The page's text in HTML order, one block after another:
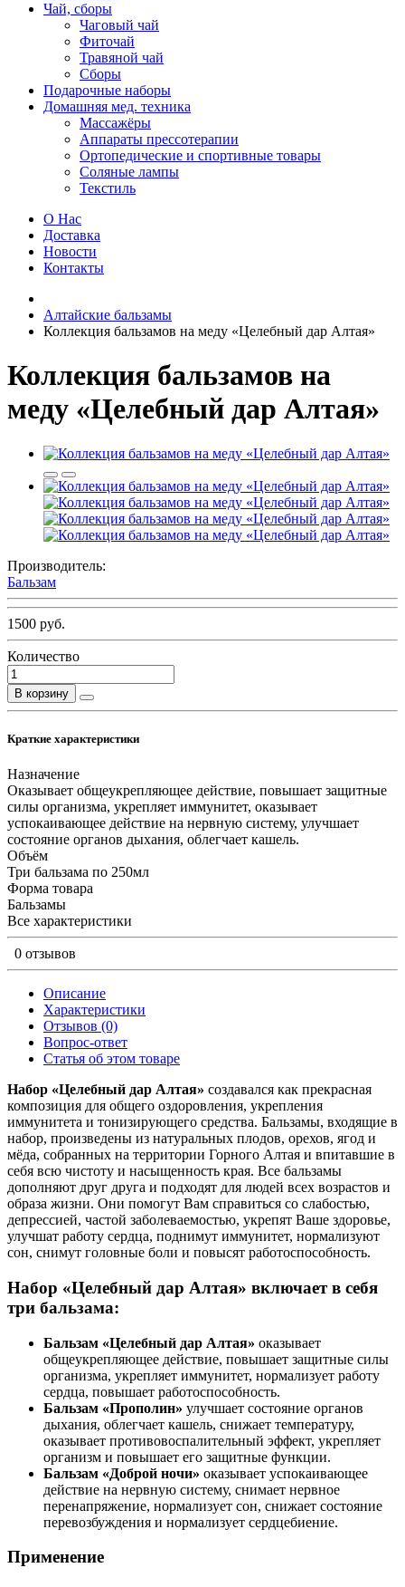
Чай, сборы
Чаговый чай
Фиточай
Травяной чай
Сборы
Подарочные наборы
Домашняя мед. техника
Массажёры
Аппараты прессотерапии
Ортопедические и спортивные товары
Соляные лампы
Текстиль
О Нас
Доставка
Новости
Контакты
Алтайские бальзамы
Коллекция бальзамов на меду «Целебный дар Алтая»
Коллекция бальзамов на
меду «Целебный дар Алтая»
Производитель:
Бальзам
1500 руб.
Количество
В корзину
Краткие характеристики
Назначение
Оказывает общеукрепляющее действие, повышает защитные
силы организма, укрепляет иммунитет, оказывает
успокаивающее действие на нервную систему, улучшает
состояние органов дыхания, облегчает кашель.
Объём
Три бальзама по 250мл
Форма товара
Бальзамы
Все характеристики
0 отзывов
Описание
Характеристики
Отзывов (0)
Вопрос-ответ
Статья об этом товаре
Набор «Целебный дар Алтая» создавался как прекрасная
композиция для общего оздоровления, укрепления
иммунитета и тонизирующего средства. Бальзамы, входящие в
набор, произведены из натуральных плодов, орехов, ягод и
мёда, собранных на территории Горного Алтая и впитавшие в
себя всю чистоту и насыщенность края. Все бальзамы
дополняют друг друга и подходят для людей всех возрастов и
образа жизни. Они помогут Вам справиться со слабостью,
депрессией, частой заболеваемостью, укрепят Ваше здоровье,
улучшат работу сердца, поднимут иммунитет, нормализуют
сон, снимут головные боли и повысят работоспособность.
Набор «Целебный дар Алтая» включает в себя
три бальзама:
Бальзам «Целебный дар Алтая» оказывает
общеукрепляющее действие, повышает защитные силы
организма, укрепляет иммунитет, нормализует работу
сердца, повышает работоспособность.
Бальзам «Прополин» улучшает состояние органов
дыхания, облегчает кашель, снижает температуру,
оказывает противовоспалительный эффект, укрепляет
организм и повышает его защитные функции.
Бальзам «Доброй ночи» оказывает успокаивающее
действие на нервную систему, снимает нервное
перенапряжение, нормализует сон, снижает состояние
перевозбуждения и нормализует сердцебиение.
Применение